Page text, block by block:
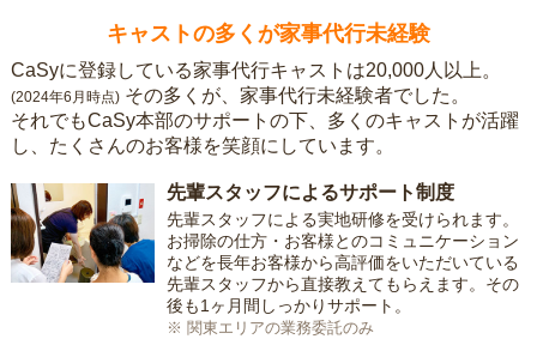
キャストの多くが家事代行未経験
CaSyに登録している家事代行キャストは20,000人以上。
(2024年6月時点) その多くが、家事代行未経験者でした。
それでもCaSy本部のサポートの下、多くのキャストが活躍
し、たくさんのお客様を笑顔にしています。
先輩スタッフによるサポート制度
先輩スタッフによる実地研修を受けられます。
お掃除の仕方・お客様とのコミュニケーション
などを長年お客様から高評価をいただいている
先輩スタッフから直接教えてもらえます。その
後も1ヶ月間しっかりサポート。
※ 関東エリアの業務委託のみ